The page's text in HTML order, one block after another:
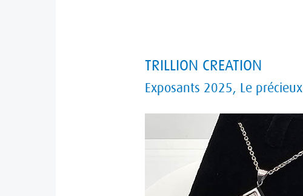
TRILLION CREATION
Exposants 2025, Le précieux
TRILLION
CREATION